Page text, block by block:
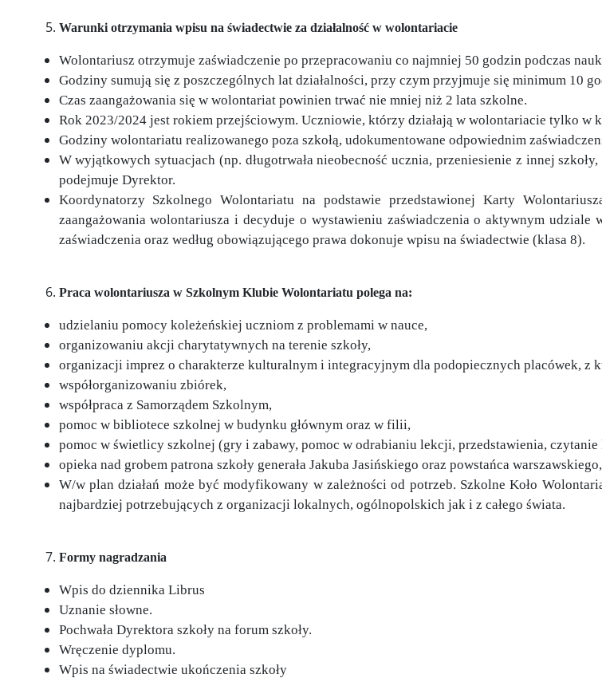
Warunki otrzymania wpisu na świadectwie za działalność w wolontariacie
Wolontariusz otrzymuje zaświadczenie po przepracowaniu co najmniej 50 godzin podczas
Godziny sumują się z poszczególnych lat działalności, przy czym przyjmuje się minimum 10
Czas zaangażowania się w wolontariat powinien trwać nie mniej niż 2 lata szkolne.
Rok 2023/2024 jest rokiem przejściowym. Uczniowie, którzy działają w wolontariacie tylko w
Godziny wolontariatu realizowanego poza szkołą, udokumentowane odpowiednim
W wyjątkowych sytuacjach (np. długotrwała nieobecność ucznia, przeniesienie z innej
podejmuje Dyrektor.
Koordynatorzy Szkolnego Wolontariatu na podstawie przedstawionej Karty
zaangażowania wolontariusza i decyduje o wystawieniu zaświadczenia o aktywnym
zaświadczenia oraz według obowiązującego prawa dokonuje wpisu na świadectwie (klasa 8).
Praca wolontariusza w Szkolnym Klubie Wolontariatu polega na:
udzielaniu pomocy koleżeńskiej uczniom z problemami w nauce,
organizowaniu akcji charytatywnych na terenie szkoły,
organizacji imprez o charakterze kulturalnym i integracyjnym dla podopiecznych placówek, z
współorganizowaniu zbiórek,
współpraca z Samorządem Szkolnym,
pomoc w bibliotece szkolnej w budynku głównym oraz w filii,
pomoc w świetlicy szkolnej (gry i zabawy, pomoc w odrabianiu lekcji, przedstawienia, czytanie
opieka nad grobem patrona szkoły generała Jakuba Jasińskiego oraz powstańca warszawskiego,
W/w plan działań może być modyfikowany w zależności od potrzeb. Szkolne Koło
najbardziej potrzebujących z organizacji lokalnych, ogólnopolskich jak i z całego świata.
Formy nagradzania
Wpis do dziennika Librus
Uznanie słowne.
Pochwała Dyrektora szkoły na forum szkoły.
Wręczenie dyplomu.
Wpis na świadectwie ukończenia szkoły